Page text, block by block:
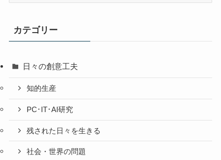
稿
カテゴリー
日々の創意工夫
知的生産
PC･IT･AI研究
残された日々を生きる
社会・世界の問題